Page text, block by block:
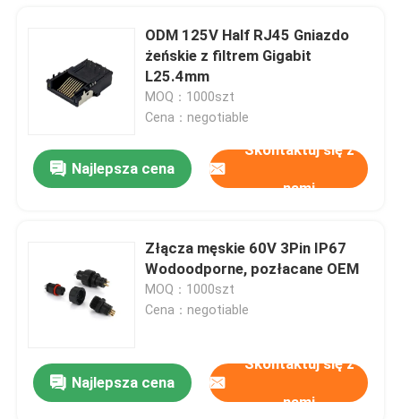
Produkty
ODM 125V Half RJ45 Gniazdo
żeńskie z filtrem Gigabit
L25.4mm
MOQ：1000szt
Cena：negotiable
Najlepsza cena
Skontaktuj się z
nami
Złącza męskie 60V 3Pin IP67
Wodoodporne, pozłacane OEM
MOQ：1000szt
Cena：negotiable
Najlepsza cena
Skontaktuj się z
nami
0,5 AMP LCP Displayport Usb 9-stykowe złącze Gniazdo mini USB 90 stopni SMT DIP Lutowanie 1u "Placing